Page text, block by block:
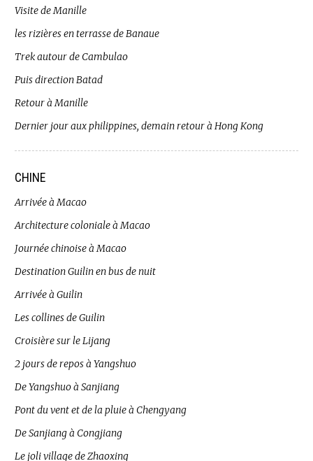
Visite de Manille
les rizières en terrasse de Banaue
Trek autour de Cambulao
Puis direction Batad
Retour à Manille
Dernier jour aux philippines, demain retour à Hong Kong
CHINE
Arrivée à Macao
Architecture coloniale à Macao
Journée chinoise à Macao
Destination Guilin en bus de nuit
Arrivée à Guilin
Les collines de Guilin
Croisière sur le Lijang
2 jours de repos à Yangshuo
De Yangshuo à Sanjiang
Pont du vent et de la pluie à Chengyang
De Sanjiang à Congjiang
Le joli village de Zhaoxing